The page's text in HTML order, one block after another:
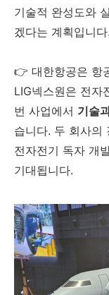
기술적 완성도와
겠다는 계획입니다.
👉 대한항공은 항
LIG넥스원은 전자
번 사업에서 기술
습니다. 두 회사의
전자전기 독자 개
기대됩니다.